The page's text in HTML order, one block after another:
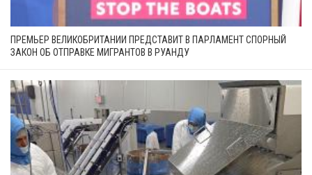
ПРЕМЬЕР ВЕЛИКОБРИТАНИИ ПРЕДСТАВИТ В ПАРЛАМЕНТ СПОРНЫЙ
ЗАКОН ОБ ОТПРАВКЕ МИГРАНТОВ В РУАНДУ